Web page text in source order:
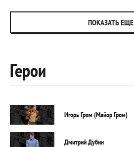
ПОКАЗАТЬ ЕЩЕ
Герои
Игорь Гром (Майор Гром)
Дмитрий Дубин